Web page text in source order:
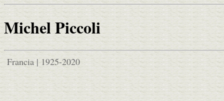
Michel Piccoli
Francia | 1925-2020